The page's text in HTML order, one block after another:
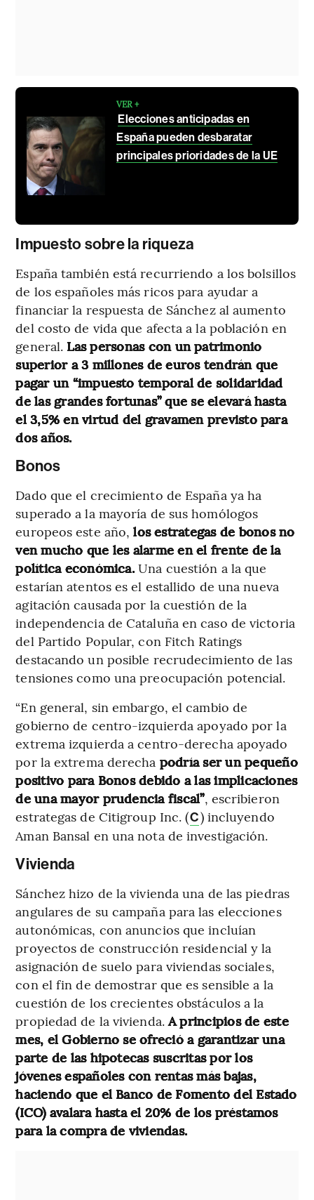
VER +
Elecciones anticipadas en
España pueden desbaratar
principales prioridades de la UE
Impuesto sobre la riqueza
España también está recurriendo a los bolsillos
de los españoles más ricos para ayudar a
financiar la respuesta de Sánchez al aumento
del costo de vida que afecta a la población en
general. Las personas con un patrimonio
superior a 3 millones de euros tendrán que
pagar un “impuesto temporal de solidaridad
de las grandes fortunas” que se elevará hasta
el 3,5% en virtud del gravamen previsto para
dos años.
Bonos
Dado que el crecimiento de España ya ha
superado a la mayoría de sus homólogos
europeos este año,los estrategas de bonos no
ven mucho que les alarme en el frente de la
política económica.Una cuestión a la que
estarían atentos es el estallido de una nueva
agitación causada por la cuestión de la
independencia de Cataluña en caso de victoria
del Partido Popular, con Fitch Ratings
destacando un posible recrudecimiento de las
tensiones como una preocupación potencial.
“En general, sin embargo, el cambio de
gobierno de centro-izquierda apoyado por la
extrema izquierda a centro-derecha apoyado
por la extrema derecha podría ser un pequeño
positivo para Bonos debido a las implicaciones
de una mayor prudencia fiscal”, escribieron
estrategas de Citigroup Inc. (C) incluyendo
Aman Bansal en una nota de investigación.
Vivienda
Sánchez hizo de la vivienda una de las piedras
angulares de su campaña para las elecciones
autonómicas, con anuncios que incluían
proyectos de construcción residencial y la
asignación de suelo para viviendas sociales,
con el fin de demostrar que es sensible a la
cuestión de los crecientes obstáculos a la
propiedad de la vivienda.A principios de este
mes, el Gobierno se ofreció a garantizar una
parte de las hipotecas suscritas por los
jóvenes españoles con rentas más bajas,
haciendo que el Banco de Fomento del Estado
(ICO) avalara hasta el 20% de los préstamos
para la compra de viviendas.